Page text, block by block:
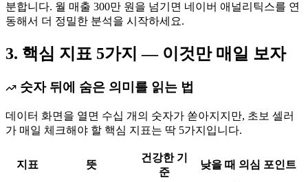
분합니다. 월 매출 300만 원을 넘기면 네이버 애널리틱스를 연
동해서 더 정밀한 분석을 시작하세요.
3. 핵심 지표 5가지 — 이것만 매일 보자
숫자 뒤에 숨은 의미를 읽는 법
데이터 화면을 열면 수십 개의 숫자가 쏟아지지만, 초보 셀러
가 매일 체크해야 할 핵심 지표는 딱 5가지입니다.
지표 뜻
건강한 기
준
낮을 때 의심 포인트